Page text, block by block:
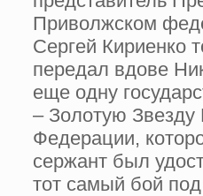
Приволжском
Сергей Кириенко
передал вдове
еще одну
– Золотую Звезду
Федерации,
сержант был
тот самый бой